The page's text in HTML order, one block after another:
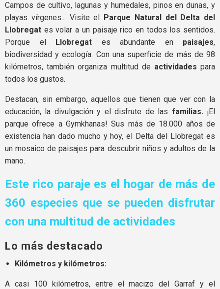
Campos de cultivo, lagunas y humedales, pinos en dunas, y
playas vírgenes... Visite el Parque Natural del Delta del
Llobregat es volar a un paisaje rico en todos los sentidos.
Porque el Llobregat es abundante en paisajes,
biodiversidad y ecología. Con una superficie de más de 98
kilómetros, también organiza multitud de actividades para
todos los gustos.
Destacan, sin embargo, aquellos que tienen que ver con la
educación, la divulgación y el disfrute de las familias. ¡El
parque ofrece a Gymkhanas! Sus más de 18.000 años de
existencia han dado mucho y hoy, el Delta del Llobregat es
un mosaico de paisajes para descubrir niños y adultos de la
mano.
Este rico paraje es el hogar de más de
360 especies que se pueden disfrutar
con una multitud de actividades
Lo más destacado
Kilómetros y kilómetros:
A casi 100 kilómetros, entre el macizo del Garraf y el